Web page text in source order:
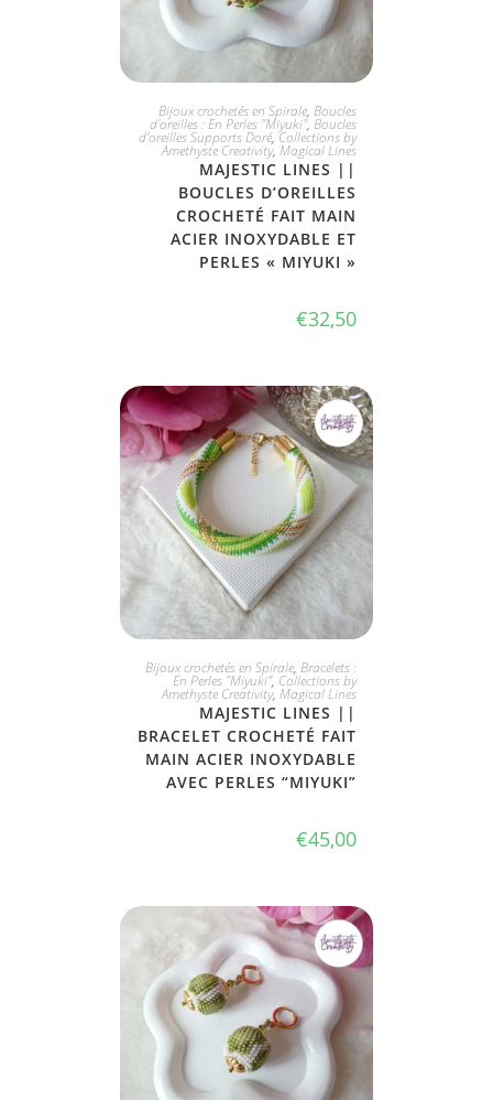
JE L'ADOPTE
Bijoux crochetés en Spirale, Boucles
d'oreilles : En Perles "Miyuki", Boucles
d'oreilles Supports Doré, Collections by
Amethyste Creativity, Magical Lines
MAJESTIC LINES ||
BOUCLES D’OREILLES
CROCHETÉ FAIT MAIN
ACIER INOXYDABLE ET
PERLES « MIYUKI »
€32,50
JE L'ADOPTE
Bijoux crochetés en Spirale, Bracelets :
En Perles "Miyuki", Collections by
Amethyste Creativity, Magical Lines
MAJESTIC LINES ||
BRACELET CROCHETÉ FAIT
MAIN ACIER INOXYDABLE
AVEC PERLES “MIYUKI”
€45,00